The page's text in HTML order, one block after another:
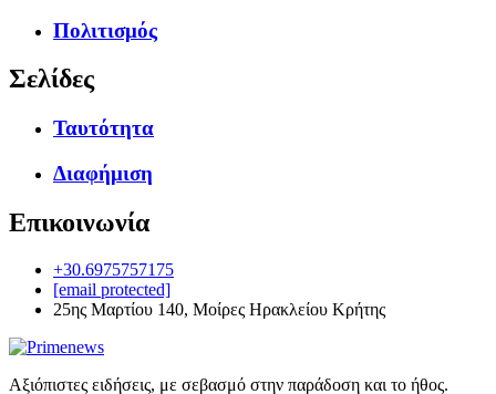
Πολιτισμός
Σελίδες
Ταυτότητα
Διαφήμιση
Επικοινωνία
+30.6975757175
[email protected]
25ης Μαρτίου 140, Μοίρες Ηρακλείου Κρήτης
Αξιόπιστες ειδήσεις, με σεβασμό στην παράδοση και το ήθος.